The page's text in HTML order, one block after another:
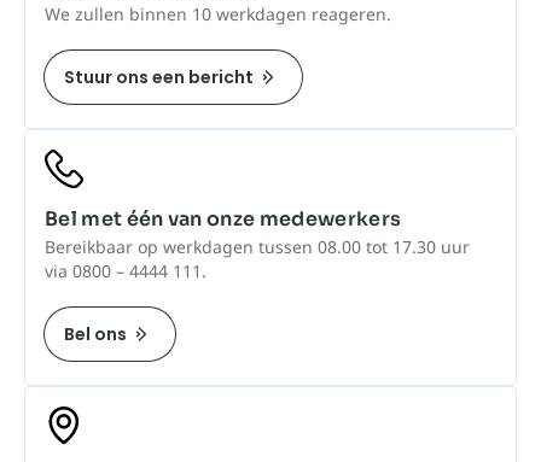
We zullen binnen 10 werkdagen reageren.
Stuur ons een bericht
Bel met één van onze medewerkers
Bereikbaar op werkdagen tussen 08.00 tot 17.30 uur
via 0800 – 4444 111.
Bel ons